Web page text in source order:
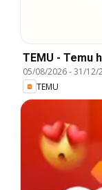
TEMU - Temu
05/08/2026-31/12/
TEMU